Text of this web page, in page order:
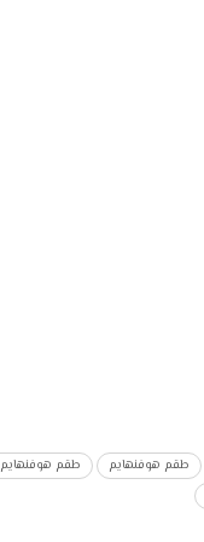
طقم هوفنهايم
طقم هوفنهايم 2022 لبيس 2013